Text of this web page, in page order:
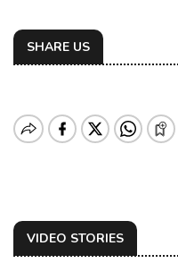
SHARE US
VIDEO STORIES